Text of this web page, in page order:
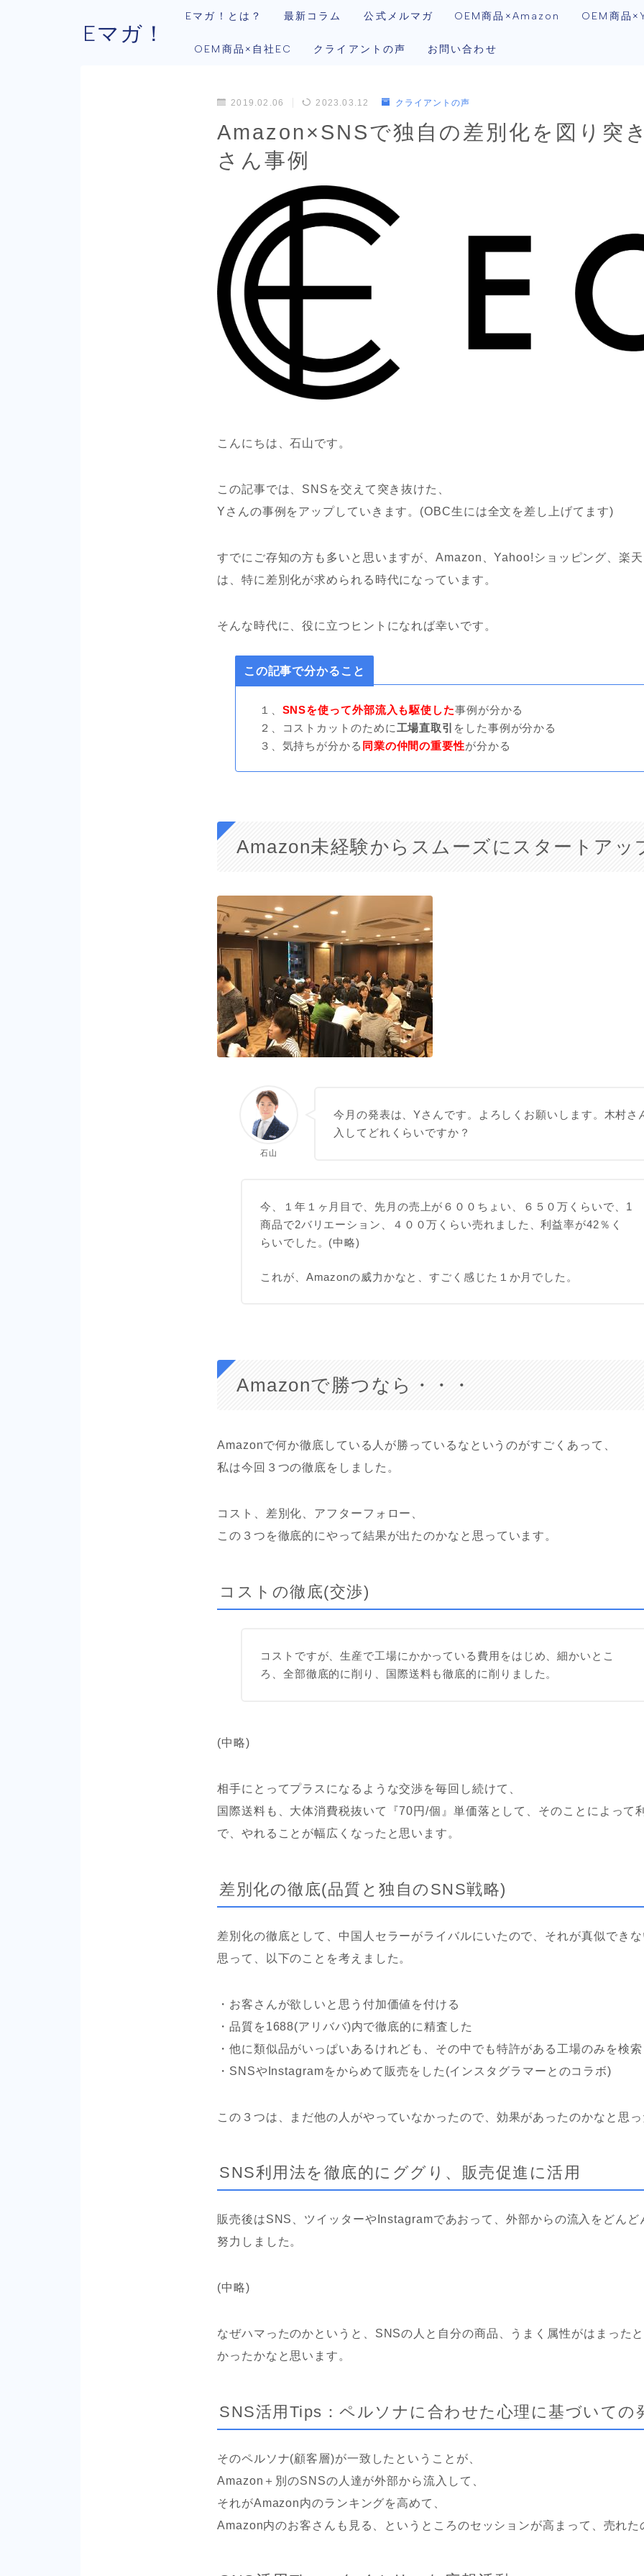
Eマガ！
Eマガ！とは？ 最新コラム 公式メルマガ OEM商品×Amazon OEM商品
OEM商品×自社EC クライアントの声 お問い合わせ
2019.02.06 2023.03.12 クライアントの声
Amazon×SNSで独自の差別化を図り突
さん事例
こんにちは、石山です。
この記事では、SNSを交えて突き抜けた、
Yさんの事例をアップしていきます。(OBC生には全文を差し上げてます)
すでにご存知の方も多いと思いますが、Amazon、Yahoo!ショッピング、楽
は、特に差別化が求められる時代になっています。
そんな時代に、役に立つヒントになれば幸いです。
この記事で分かること
１、 SNSを使って外部流入も駆使した事例が分かる
２、コストカットのために工場直取引 をした事例が分かる
３、気持ちが分かる 同業の仲間の重要性が分かる
Amazon未経験からスムーズにスタートアッ
石山
今月の発表は、Yさんです。よろしくお願いします。木村さ
入してどれくらいですか？
今、１年１ヶ月目で、先月の売上が６００ちょい、６５０万くらいで、1
商品で2バリエーション、４００万くらい売れました、利益率が42％く
らいでした。(中略)
これが、Amazonの威力かなと、すごく感じた１か月でした。
Amazonで勝つなら・・・
Amazonで何か徹底している人が勝っているなというのがすごくあって、
私は今回３つの徹底をしました。
コスト、差別化、アフターフォロー、
この３つを徹底的にやって結果が出たのかなと思っています。
コストの徹底(交渉)
コストですが、生産で工場にかかっている費用をはじめ、細かいとこ
ろ、全部徹底的に削り、国際送料も徹底的に削りました。
(中略)
相手にとってプラスになるような交渉を毎回し続けて、
国際送料も、大体消費税抜いて『70円/個』単価落として、そのことによって
で、やれることが幅広くなったと思います。
差別化の徹底(品質と独自のSNS戦略)
差別化の徹底として、中国人セラーがライバルにいたので、それが真似でき
思って、以下のことを考えました。
・お客さんが欲しいと思う付加価値を付ける
・品質を1688(アリババ)内で徹底的に精査した
・他に類似品がいっぱいあるけれども、その中でも特許がある工場のみを検
・SNSやInstagramをからめて販売をした(インスタグラマーとのコラボ)
この３つは、まだ他の人がやっていなかったので、効果があったのかなと思
SNS利用法を徹底的にググり、販売促進に活用
販売後はSNS、ツイッターやInstagramであおって、外部からの流入をどんど
努力しました。
(中略)
なぜハマったのかというと、SNSの人と自分の商品、うまく属性がはまった
かったかなと思います。
SNS活用Tips：ペルソナに合わせた心理に基づいての
そのペルソナ(顧客層)が一致したということが、
Amazon＋別のSNSの人達が外部から流入して、
それがAmazon内のランキングを高めて、
Amazon内のお客さんも見る、というところのセッションが高まって、売れた